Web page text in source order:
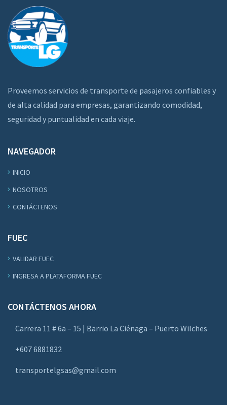
Proveemos servicios de transporte de pasajeros confiables y
de alta calidad para empresas, garantizando comodidad,
seguridad y puntualidad en cada viaje.
NAVEGADOR
INICIO
NOSOTROS
CONTÁCTENOS
FUEC
VALIDAR FUEC
INGRESA A PLATAFORMA FUEC
CONTÁCTENOS AHORA
Carrera 11 # 6a – 15 | Barrio La Ciénaga – Puerto Wilches
+607 6881832
transportelgsas@gmail.com